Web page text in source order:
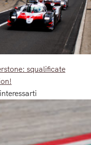
squalificate